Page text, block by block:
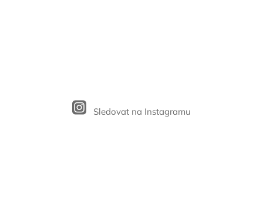
Sledovat na Instagramu